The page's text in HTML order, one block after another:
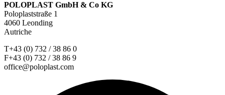
POLOPLAST GmbH & Co KG
Poloplaststraße 1
4060 Leonding
Autriche
T+43 (0) 732 / 38 86 0
F+43 (0) 732 / 38 86 9
office@poloplast.com